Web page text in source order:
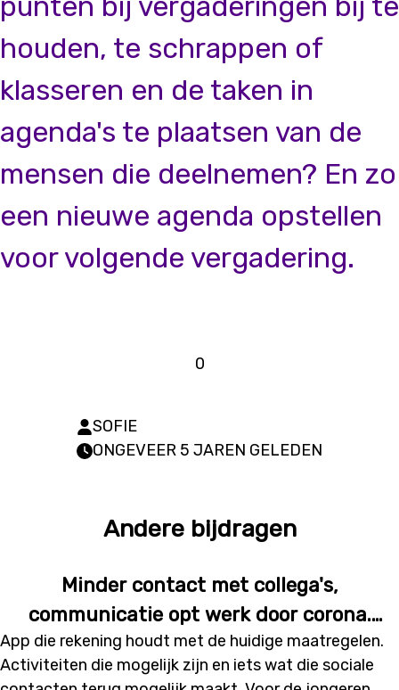
punten bij vergaderingen bij te
houden, te schrappen of
klasseren en de taken in
agenda's te plaatsen van de
mensen die deelnemen? En zo
een nieuwe agenda opstellen
voor volgende vergadering.
0
SOFIE
ONGEVEER 5 JAREN GELEDEN
Andere bijdragen
Minder contact met collega's,
communicatie opt werk door corona.
Menselijke contacten zijn aan het
vervagen.
App die rekening houdt met de huidige maatregelen.
Activiteiten die mogelijk zijn en iets wat die sociale